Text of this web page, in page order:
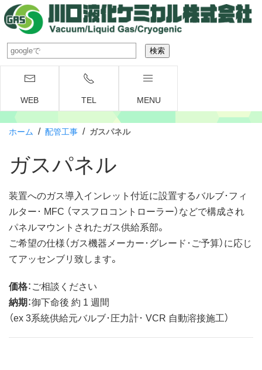
WEB TEL MENU
ホーム / 配管工事 / ガスパネル
ガスパネル
装置へのガス導入インレット付近に設置するバルブ･フィ
ルター･ MFC （マスフロコントローラー）などで構成され
パネルマウントされたガス供給系部。
ご希望の仕様（ガス機器メーカー･グレード･ご予算）に応じ
てアッセンブリ致します。
価格：ご相談ください
納期：御下命後 約 1 週間
（ex 3系統供給元バルブ･圧力計･ VCR 自動溶接施工）